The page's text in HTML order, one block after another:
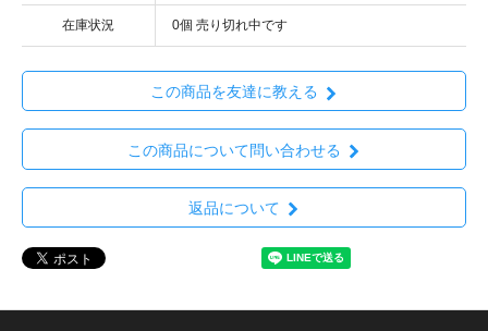
在庫状況 0個 売り切れ中です
この商品を友達に教える
この商品について問い合わせる
返品について